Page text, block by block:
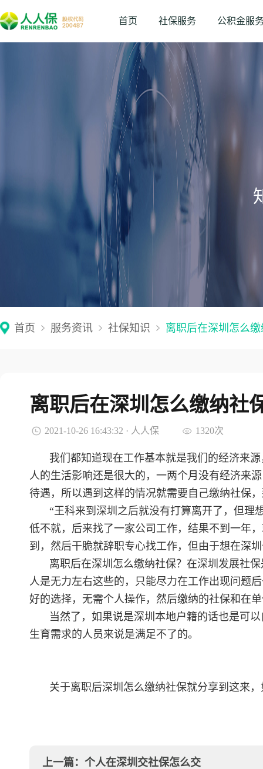
首页 社保服务 公积金服
首页 服务资讯 社保知识 离职后在深圳怎么
离职后在深圳怎么缴纳社
2021-10-26 16:43:32 · 人人保 1320次
我们都知道现在工作基本就是我们的经济来
人的生活影响还是很大的，一两个月没有经济来
待遇，所以遇到这样的情况就需要自己缴纳社保
“王科来到深圳之后就没有打算离开了，但理
低不就，后来找了一家公司工作，结果不到一年
到，然后干脆就辞职专心找工作，但由于想在深
离职后在深圳怎么缴纳社保？在深圳发展社
人是无力左右这些的，只能尽力在工作出现问题
好的选择，无需个人操作，然后缴纳的社保和在
当然了，如果说是深圳本地户籍的话也是可
生育需求的人员来说是满足不了的。
关于离职后深圳怎么缴纳社保就分享到这来
上一篇： 个人在深圳交社保怎么交